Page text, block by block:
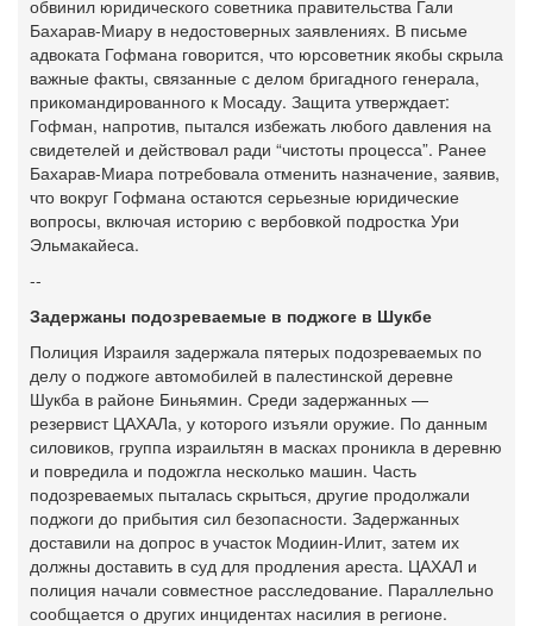
обвинил юридического советника правительства Гали
Бахарав-Миару в недостоверных заявлениях. В письме
адвоката Гофмана говорится, что юрсоветник якобы скрыла
важные факты, связанные с делом бригадного генерала,
прикомандированного к Мосаду. Защита утверждает:
Гофман, напротив, пытался избежать любого давления на
свидетелей и действовал ради “чистоты процесса”. Ранее
Бахарав-Миара потребовала отменить назначение, заявив,
что вокруг Гофмана остаются серьезные юридические
вопросы, включая историю с вербовкой подростка Ури
Эльмакайеса.
--
Задержаны подозреваемые в поджоге в Шукбе
Полиция Израиля задержала пятерых подозреваемых по
делу о поджоге автомобилей в палестинской деревне
Шукба в районе Биньямин. Среди задержанных —
резервист ЦАХАЛа, у которого изъяли оружие. По данным
силовиков, группа израильтян в масках проникла в деревню
и повредила и подожгла несколько машин. Часть
подозреваемых пыталась скрыться, другие продолжали
поджоги до прибытия сил безопасности. Задержанных
доставили на допрос в участок Модиин-Илит, затем их
должны доставить в суд для продления ареста. ЦАХАЛ и
полиция начали совместное расследование. Параллельно
сообщается о других инцидентах насилия в регионе.